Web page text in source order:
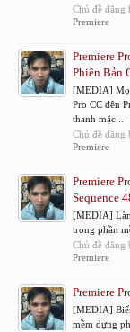
Chủ đề đăng
Premiere
Premiere
Phiên Bản
[MEDIA] Mọi
Pro CC đên
thanh mặc...
Chủ đề đăng
Premiere
Premiere
Sequence
[MEDIA]
trong phần
Chủ đề đăng
Premiere
Premiere
[MEDIA]
mềm dựng